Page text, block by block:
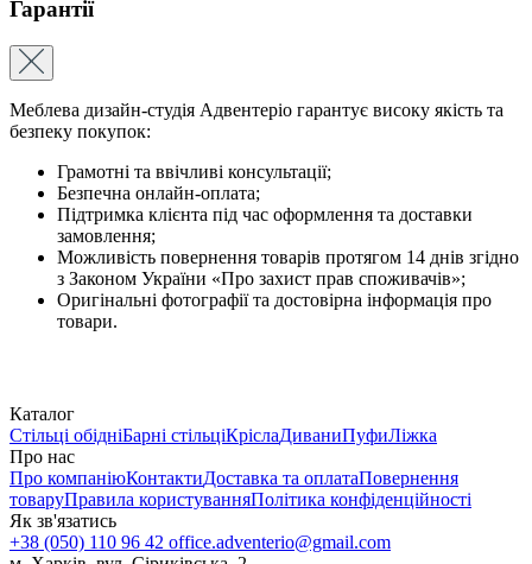
Гарантії
Меблева дизайн-студія Адвентеріо гарантує високу якість та
безпеку покупок:
Грамотні та ввічливі консультації;
Безпечна онлайн-оплата;
Підтримка клієнта під час оформлення та доставки
замовлення;
Можливість повернення товарів протягом 14 днів згідно
з Законом України «Про захист прав споживачів»;
Оригінальні фотографії та достовірна інформація про
товари.
Каталог
Стільці обідніБарні стільціКріслаДиваниПуфиЛіжка
Про нас
Про компаніюКонтактиДоставка та оплатаПовернення
товаруПравила користуванняПолітика конфіденційності
Як зв'язатись
+38 (050) 110 96 42 office.adventerio@gmail.com